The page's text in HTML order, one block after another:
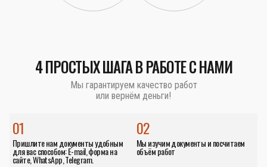
4 ПРОСТЫХ ШАГА В РАБОТЕ С НАМИ
Мы гарантируем качество работ
или вернём деньги!
01
Пришлите нам документы удобным
для вас способом: E-mail, форма на
сайте, WhatsApp, Telegram.
02
Мы изучим документы и посчитаем
объём работ